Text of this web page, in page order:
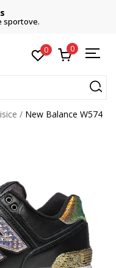
sportove.
0 0
New Balance W574